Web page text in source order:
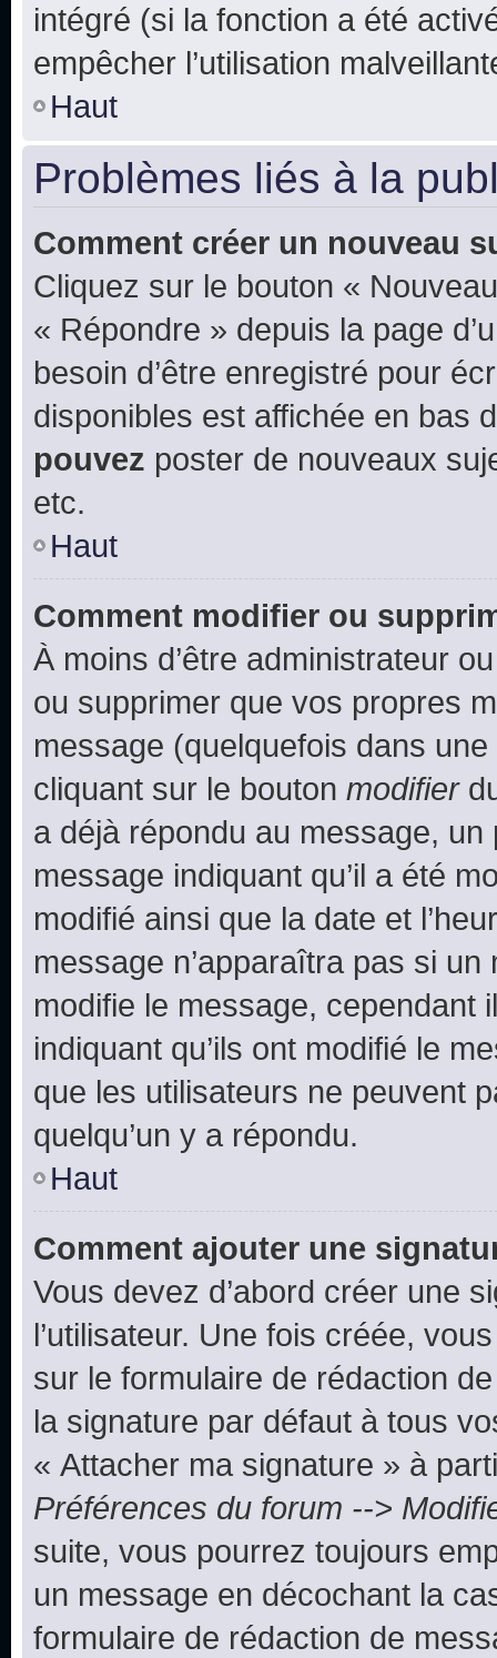
intégré (si la fonction a été
empêcher l’utilisation
Haut
Problèmes liés à la
Comment créer un nouveau
Cliquez sur le bouton «
« Répondre » depuis la page
besoin d’être enregistré pour
disponibles est affichée en bas
pouvez poster de nouveaux
etc.
Haut
Comment modifier ou
À moins d’être administrateur
ou supprimer que vos propres
message (quelquefois dans
cliquant sur le bouton modifier
a déjà répondu au message, un
message indiquant qu’il a été
modifié ainsi que la date et
message n’apparaîtra pas si
modifie le message, cependant
indiquant qu’ils ont modifié le
que les utilisateurs ne peuvent
quelqu’un y a répondu.
Haut
Comment ajouter une
Vous devez d’abord créer une
l’utilisateur. Une fois créée,
sur le formulaire de rédaction
la signature par défaut à tous
« Attacher ma signature » à
Préférences du forum -->
suite, vous pourrez toujours
un message en décochant la
formulaire de rédaction de